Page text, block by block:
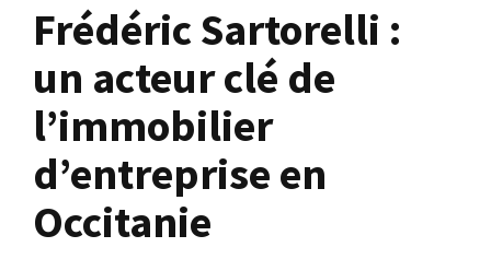
Frédéric Sartorelli :
un acteur clé de
l’immobilier
d’entreprise en
Occitanie